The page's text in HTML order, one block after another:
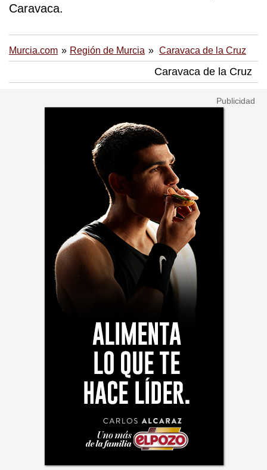
Caravaca.
Murcia.com Región de Murcia Caravaca de la Cruz
Caravaca de la Cruz